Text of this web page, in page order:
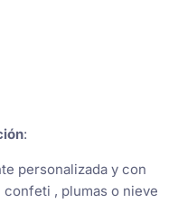
:
personalizada y con
, plumas o nieve